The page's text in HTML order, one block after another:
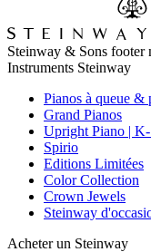
Steinway & Sons footer
Instruments Steinway
Pianos à queue &
Grand Pianos
Upright Piano |
Spirio
Editions Limitées
Color Collection
Crown Jewels
Steinway
Acheter un Steinway